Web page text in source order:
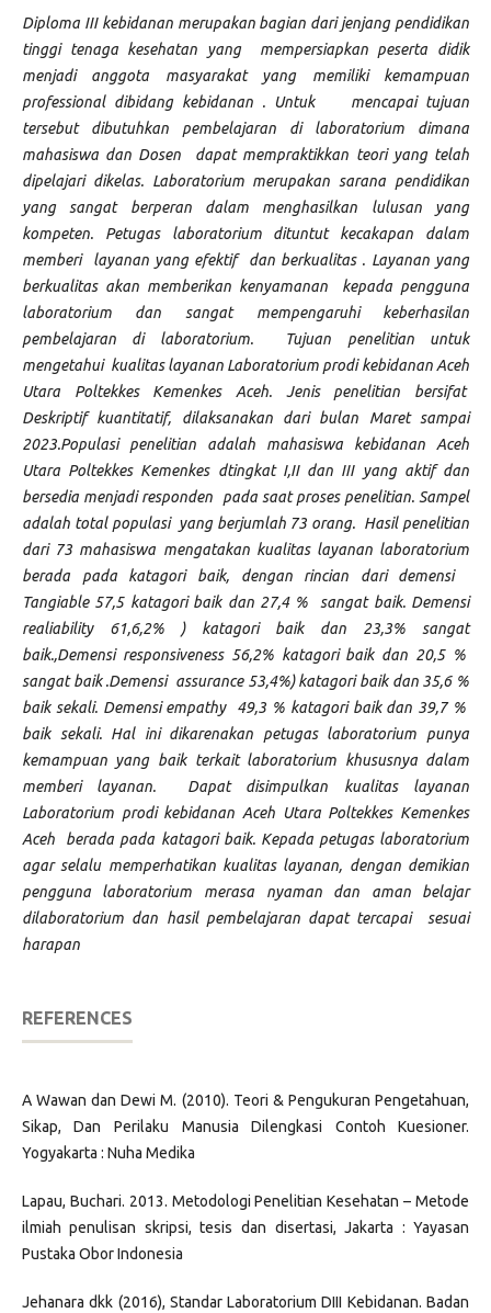
Diploma III kebidanan merupakan bagian dari jenjang pendidikan
tinggi tenaga kesehatan yang mempersiapkan peserta didik
menjadi anggota masyarakat yang memiliki kemampuan
professional dibidang kebidanan . Untuk mencapai tujuan
tersebut dibutuhkan pembelajaran di laboratorium dimana
mahasiswa dan Dosen dapat mempraktikkan teori yang telah
dipelajari dikelas. Laboratorium merupakan sarana pendidikan
yang sangat berperan dalam menghasilkan lulusan yang
kompeten. Petugas laboratorium dituntut kecakapan dalam
memberi layanan yang efektif dan berkualitas . Layanan yang
berkualitas akan memberikan kenyamanan kepada pengguna
laboratorium dan sangat mempengaruhi keberhasilan
pembelajaran di laboratorium. Tujuan penelitian untuk
mengetahui kualitas layanan Laboratorium prodi kebidanan Aceh
Utara Poltekkes Kemenkes Aceh. Jenis penelitian bersifat
Deskriptif kuantitatif, dilaksanakan dari bulan Maret sampai
2023.Populasi penelitian adalah mahasiswa kebidanan Aceh
Utara Poltekkes Kemenkes dtingkat I,II dan III yang aktif dan
bersedia menjadi responden pada saat proses penelitian. Sampel
adalah total populasi yang berjumlah 73 orang. Hasil penelitian
dari 73 mahasiswa mengatakan kualitas layanan laboratorium
berada pada katagori baik, dengan rincian dari demensi
Tangiable 57,5 katagori baik dan 27,4 % sangat baik. Demensi
realiability 61,6,2% ) katagori baik dan 23,3% sangat
baik.,Demensi responsiveness 56,2% katagori baik dan 20,5 %
sangat baik .Demensi assurance 53,4%) katagori baik dan 35,6 %
baik sekali. Demensi empathy 49,3 % katagori baik dan 39,7 %
baik sekali. Hal ini dikarenakan petugas laboratorium punya
kemampuan yang baik terkait laboratorium khususnya dalam
memberi layanan. Dapat disimpulkan kualitas layanan
Laboratorium prodi kebidanan Aceh Utara Poltekkes Kemenkes
Aceh berada pada katagori baik. Kepada petugas laboratorium
agar selalu memperhatikan kualitas layanan, dengan demikian
pengguna laboratorium merasa nyaman dan aman belajar
dilaboratorium dan hasil pembelajaran dapat tercapai sesuai
harapan
REFERENCES
A Wawan dan Dewi M. (2010). Teori & Pengukuran Pengetahuan,
Sikap, Dan Perilaku Manusia Dilengkasi Contoh Kuesioner.
Yogyakarta : Nuha Medika
Lapau, Buchari. 2013. Metodologi Penelitian Kesehatan – Metode
ilmiah penulisan skripsi, tesis dan disertasi, Jakarta : Yayasan
Pustaka Obor Indonesia
Jehanara dkk (2016), Standar Laboratorium DIII Kebidanan. Badan